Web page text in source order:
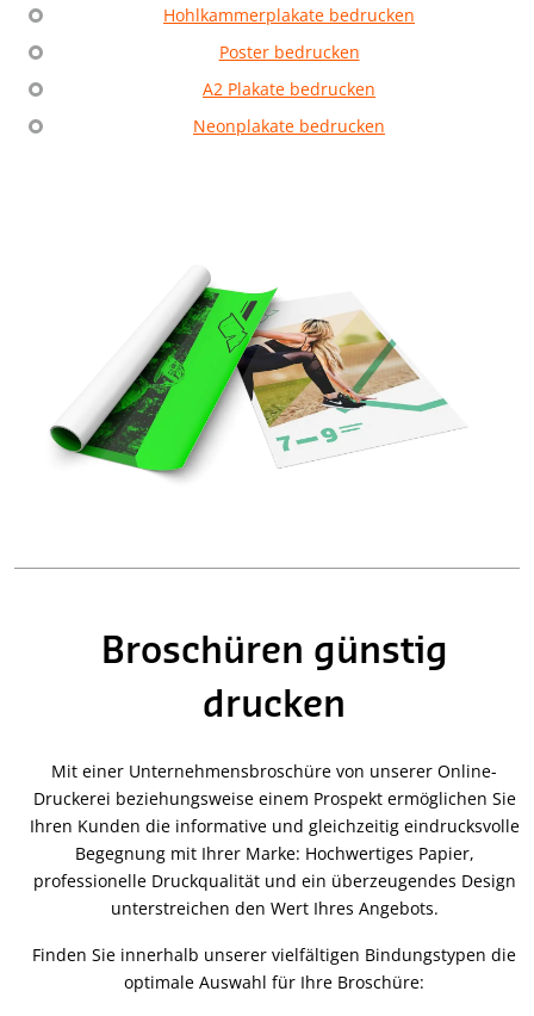
Hohlkammerplakate bedrucken
Poster bedrucken
A2 Plakate bedrucken
Neonplakate bedrucken
Broschüren günstig
drucken
Mit einer Unternehmensbroschüre von unserer Online-
Druckerei beziehungsweise einem Prospekt ermöglichen Sie
Ihren Kunden die informative und gleichzeitig eindrucksvolle
Begegnung mit Ihrer Marke: Hochwertiges Papier,
professionelle Druckqualität und ein überzeugendes Design
unterstreichen den Wert Ihres Angebots.
Finden Sie innerhalb unserer vielfältigen Bindungstypen die
optimale Auswahl für Ihre Broschüre: